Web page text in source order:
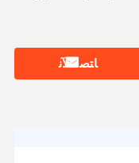
ﺎﺘﺼﻟ ﺍﻶﻧ